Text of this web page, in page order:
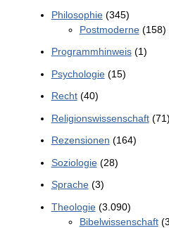
Philosophie(345)
Postmoderne(158)
Programmhinweis(1)
Psychologie(15)
Recht(40)
Religionswissenschaft(71)
Rezensionen (164)
Soziologie(28)
Sprache(3)
Theologie(3.090)
Bibelwissenschaft